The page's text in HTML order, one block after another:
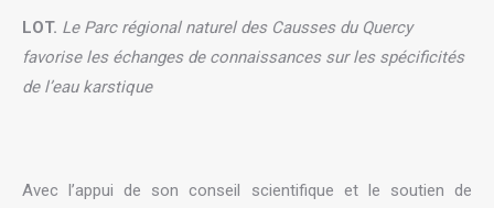
LOT. Le Parc régional naturel des Causses du Quercy
favorise les échanges de connaissances sur les spécificités
de l’eau karstique
Avec l’appui de son conseil scientifique et le soutien de